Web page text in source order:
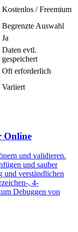
Kostenlos / Freemium
Begrenzte Auswahl
Ja
Daten evtl.
gespeichert
Oft erforderlich
Variiert
Online
und validieren.
und sauber
und verständlichen
, 4-
Debuggen von